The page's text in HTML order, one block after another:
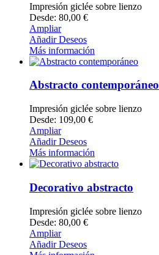
Impresión giclée sobre lienzo
Desde: 80,00 €
Ampliar
Añadir Deseos
Más información
Abstracto contemporáneo
Impresión giclée sobre lienzo
Desde: 109,00 €
Ampliar
Añadir Deseos
Más información
Decorativo abstracto
Impresión giclée sobre lienzo
Desde: 80,00 €
Ampliar
Añadir Deseos